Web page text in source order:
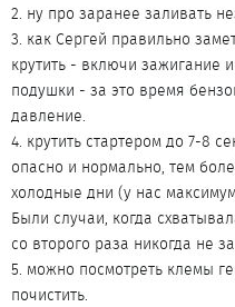
2. ну про заранее заливать
3. как Сергей правильно
крутить - включи зажигание
подушки - за это время
давление.
4. крутить стартером до 7-8
опасно и нормально, тем
холодные дни (у нас
Были случаи, когда
со второго раза никогда не
5. можно посмотреть клемы
почистить.